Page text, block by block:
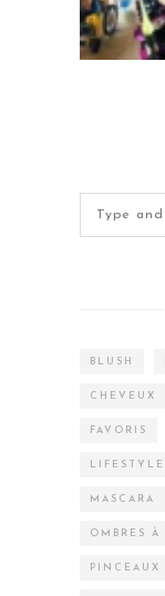
BLUSH
CHEVEUX
FAVORIS
LIFESTYLE
MASCARA
OMBRES À
PINCEAUX